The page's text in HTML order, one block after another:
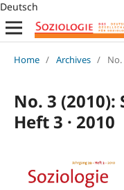
Deutsch
Home / Archives / No.
No. 3 (2010):
Heft 3 · 2010